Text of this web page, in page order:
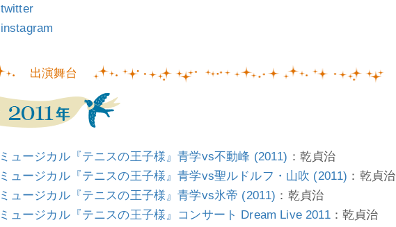
twitter
instagram
出演舞台
ミュージカル『テニスの王子様』青学vs不動峰 (2011) ：乾貞治
ミュージカル『テニスの王子様』青学vs聖ルドルフ・山吹 (2011) ：乾貞治
ミュージカル『テニスの王子様』青学vs氷帝 (2011) ：乾貞治
ミュージカル『テニスの王子様』コンサート Dream Live 2011：乾貞治